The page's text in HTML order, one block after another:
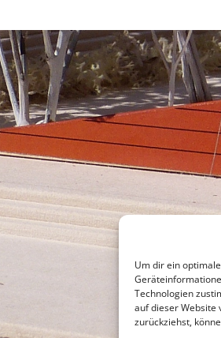
Um dir ein
Technologien
auf dieser Website
zurückziehst,